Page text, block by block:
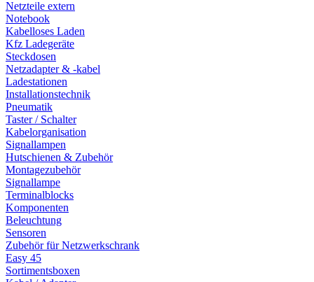
Netzteile extern
Notebook
Kabelloses Laden
Kfz Ladegeräte
Steckdosen
Netzadapter & -kabel
Ladestationen
Installationstechnik
Pneumatik
Taster / Schalter
Kabelorganisation
Signallampen
Hutschienen & Zubehör
Montagezubehör
Signallampe
Terminalblocks
Komponenten
Beleuchtung
Sensoren
Zubehör für Netzwerkschrank
Easy 45
Sortimentsboxen